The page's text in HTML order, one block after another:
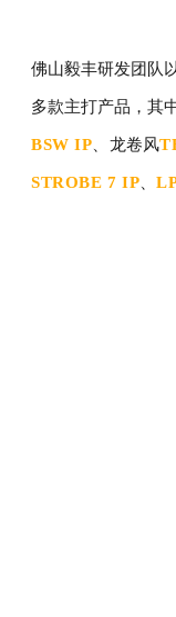
佛山毅丰研发团队
多款主打产品，其
BSW IP 、龙卷风
STROBE 7 IP 、